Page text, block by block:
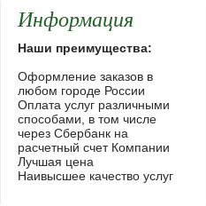
Информация
Наши преимущества:
Оформление заказов в
любом городе России
Оплата услуг различными
способами, в том числе
через Сбербанк на
расчетный счет Компании
Лучшая цена
Наивысшее качество услуг